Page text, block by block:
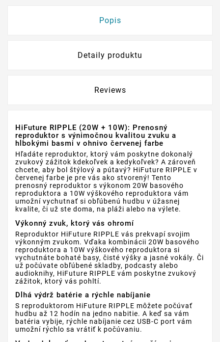
Popis
Detaily produktu
Reviews
HiFuture RIPPLE (20W + 10W): Prenosný
reproduktor s výnimočnou kvalitou zvuku a
hlbokými basmi v ohnivo červenej farbe
Hľadáte reproduktor, ktorý vám poskytne dokonalý
zvukový zážitok kdekoľvek a kedykoľvek? A zároveň
chcete, aby bol štýlový a pútavý? HiFuture RIPPLE v
červenej farbe je pre vás ako stvorený! Tento
prenosný reproduktor s výkonom 20W basového
reproduktora a 10W výškového reproduktora vám
umožní vychutnať si obľúbenú hudbu v úžasnej
kvalite, či už ste doma, na pláži alebo na výlete.
Výkonný zvuk, ktorý vás ohromí
Reproduktor HiFuture RIPPLE vás prekvapí svojim
výkonným zvukom. Vďaka kombinácii 20W basového
reproduktora a 10W výškového reproduktora si
vychutnáte bohaté basy, čisté výšky a jasné vokály. Či
už počúvate obľúbené skladby, podcasty alebo
audioknihy, HiFuture RIPPLE vám poskytne zvukový
zážitok, ktorý vás pohltí.
Dlhá výdrž batérie a rýchle nabíjanie
S reproduktorom HiFuture RIPPLE môžete počúvať
hudbu až 12 hodín na jedno nabitie. A keď sa vám
batéria vybije, rýchle nabíjanie cez USB-C port vám
umožní rýchlo sa vrátiť k počúvaniu.